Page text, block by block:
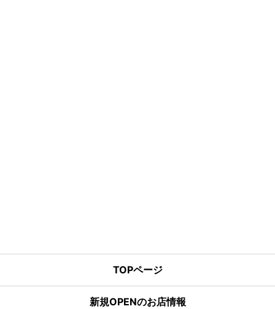
TOPページ
新規OPENのお店情報